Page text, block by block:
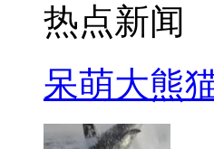
热点新闻
呆萌大熊